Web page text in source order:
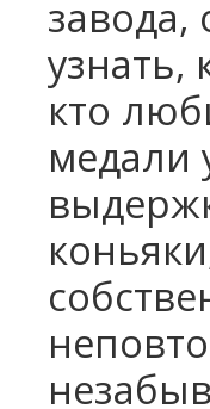
завода,
узнать,
кто
медали